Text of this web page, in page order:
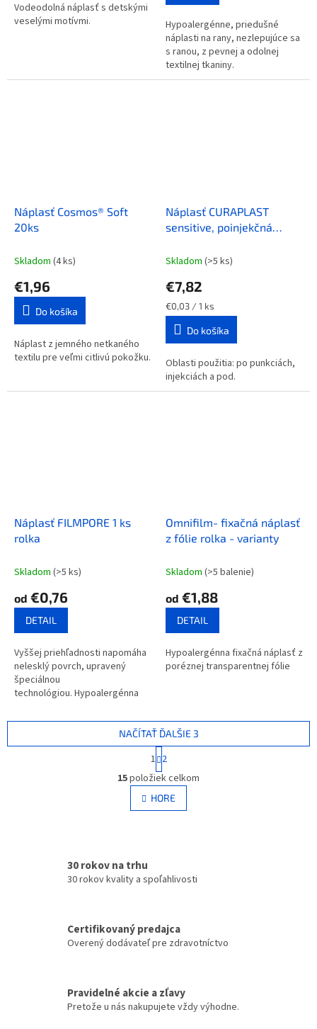
Vodeodolná náplasť s detskými
veselými motívmi.
Hypoalergénne, priedušné
náplasti na rany, nezlepujúce sa
s ranou, z pevnej a odolnej
textilnej tkaniny.
Náplasť Cosmos® Soft
20ks
Skladom (4 ks)
€1,96
Do košíka
Náplast z jemného netkaného
textilu pre veľmi citlivú pokožku.
Náplasť CURAPLAST
sensitive, poinjekčná
Skladom (>5 ks)
€7,82
Jednotková
cena:
€0,03 / 1 ks
Do košíka
Oblasti použitia: po punkciách,
injekciách a pod.
Náplasť FILMPORE 1 ks
rolka
Skladom (>5 ks)
od €0,76
DETAIL
Vyššej priehľadnosti napomáha
nelesklý povrch, upravený
špeciálnou
technológiou. Hypoalergénna
transparentnej fólie, prepúšťa
Omnifilm- fixačná náplasť
z fólie rolka - varianty
Skladom (>5 balenie)
od €1,88
DETAIL
Hypoalergénna fixačná náplasť z
poréznej transparentnej fólie
O
v
l
á
e
k
y
p
i
s
NAČÍTAŤ ĎALŠIE 3
t
r
á
n
k
i
e
1 2
15položiek celkom
HORE
30 rokov na trhu
30 rokov kvality a spoľahlivosti
Certifikovaný predajca
Overený dodávateľ pre zdravotníctvo
Pravidelné akcie a zľavy
Pretože u nás nakupujete vždy výhodne.